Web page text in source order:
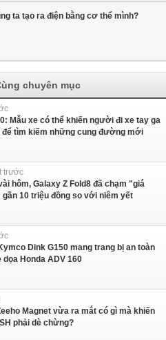
ta tạo ra điện bằng cơ thể mình?
chuyên mục
Mẫu xe có thể khiến người đi xe tay ga
tìm kiếm những cung đường mới
trước
hôm, Galaxy Z Fold8 đã chạm "giá
10 triệu đồng so với niêm yết
Dink G150 mang trang bị an toàn
Honda ADV 160
Magnet vừa ra mắt có gì mà khiến
phải dè chừng?